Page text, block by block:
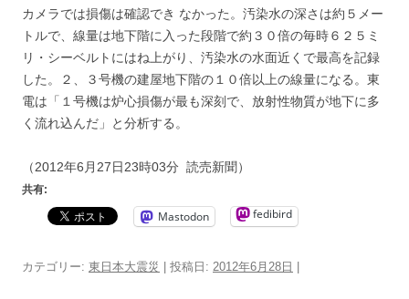
カメラでは損傷は確認でき なかった。汚染水の深さは約５メー
トルで、線量は地下階に入った段階で約３０倍の毎時６２５ミ
リ・シーベルトにはね上がり、汚染水の水面近くで最高を記録
した。２、３号機の建屋地下階の１０倍以上の線量になる。東
電は「１号機は炉心損傷が最も深刻で、放射性物質が地下に多
く流れ込んだ」と分析する。
（2012年6月27日23時03分 読売新聞）
共有:
Mastodon fedibird
カテゴリー: 東日本大震災 | 投稿日: 2012年6月28日 |